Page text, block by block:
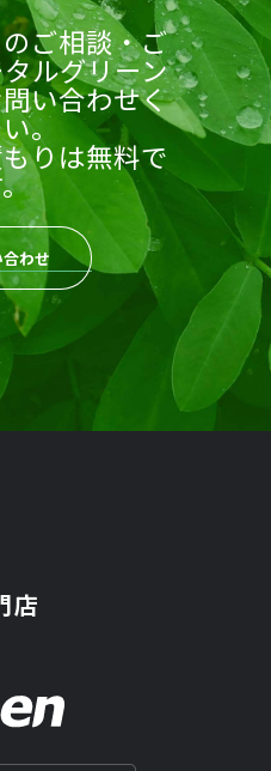
ご相談・ご
ルグリーン
い合わせく
。
りは無料で
わせ
店